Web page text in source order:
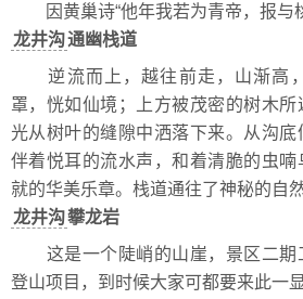
因黄巢诗“他年我若为青帝，报与桃
龙井沟通幽栈道
逆流而上，越往前走，山渐高
罩，恍如仙境；上方被茂密的树木
光从树叶的缝隙中洒落下来。从沟底
伴着悦耳的流水声，和着清脆的虫
就的华美乐章。栈道通往了神秘的自然
龙井沟攀龙岩
这是一个陡峭的山崖，景区二期
登山项目，到时候大家可都要来此一